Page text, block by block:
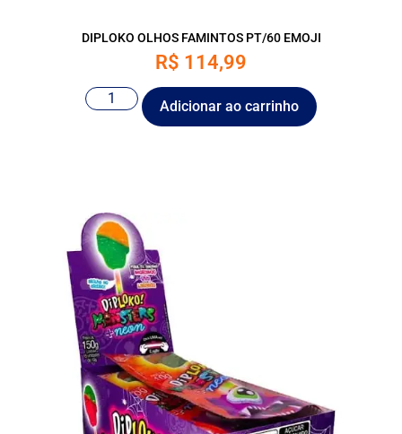
DIPLOKO OLHOS FAMINTOS PT/60 EMOJI
R$ 114,99
Adicionar ao carrinho